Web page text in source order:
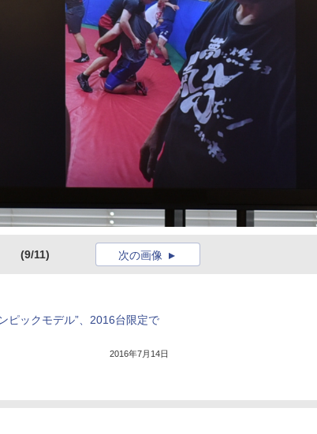
(9/11) 次の画像
ピックモデル”、2016台限定で
2016年7月14日